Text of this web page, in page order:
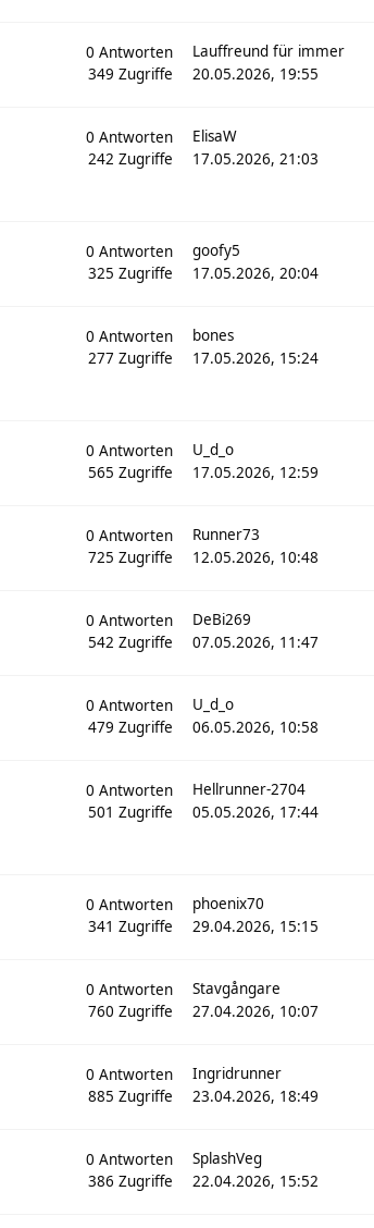
0Antworten
349Zugriffe
Lauffreund für immer
20.05.2026, 19:55
0Antworten
242Zugriffe
ElisaW
17.05.2026, 21:03
0Antworten
325Zugriffe
goofy5
17.05.2026, 20:04
0Antworten
277Zugriffe
bones
17.05.2026, 15:24
0Antworten
565Zugriffe
U_d_o
17.05.2026, 12:59
0Antworten
725Zugriffe
Runner73
12.05.2026, 10:48
0Antworten
542Zugriffe
DeBi269
07.05.2026, 11:47
0Antworten
479Zugriffe
U_d_o
06.05.2026, 10:58
0Antworten
501Zugriffe
Hellrunner-2704
05.05.2026, 17:44
0Antworten
341Zugriffe
phoenix70
29.04.2026, 15:15
0Antworten
760Zugriffe
Stavgångare
27.04.2026, 10:07
0Antworten
885Zugriffe
Ingridrunner
23.04.2026, 18:49
0Antworten
386Zugriffe
SplashVeg
22.04.2026, 15:52